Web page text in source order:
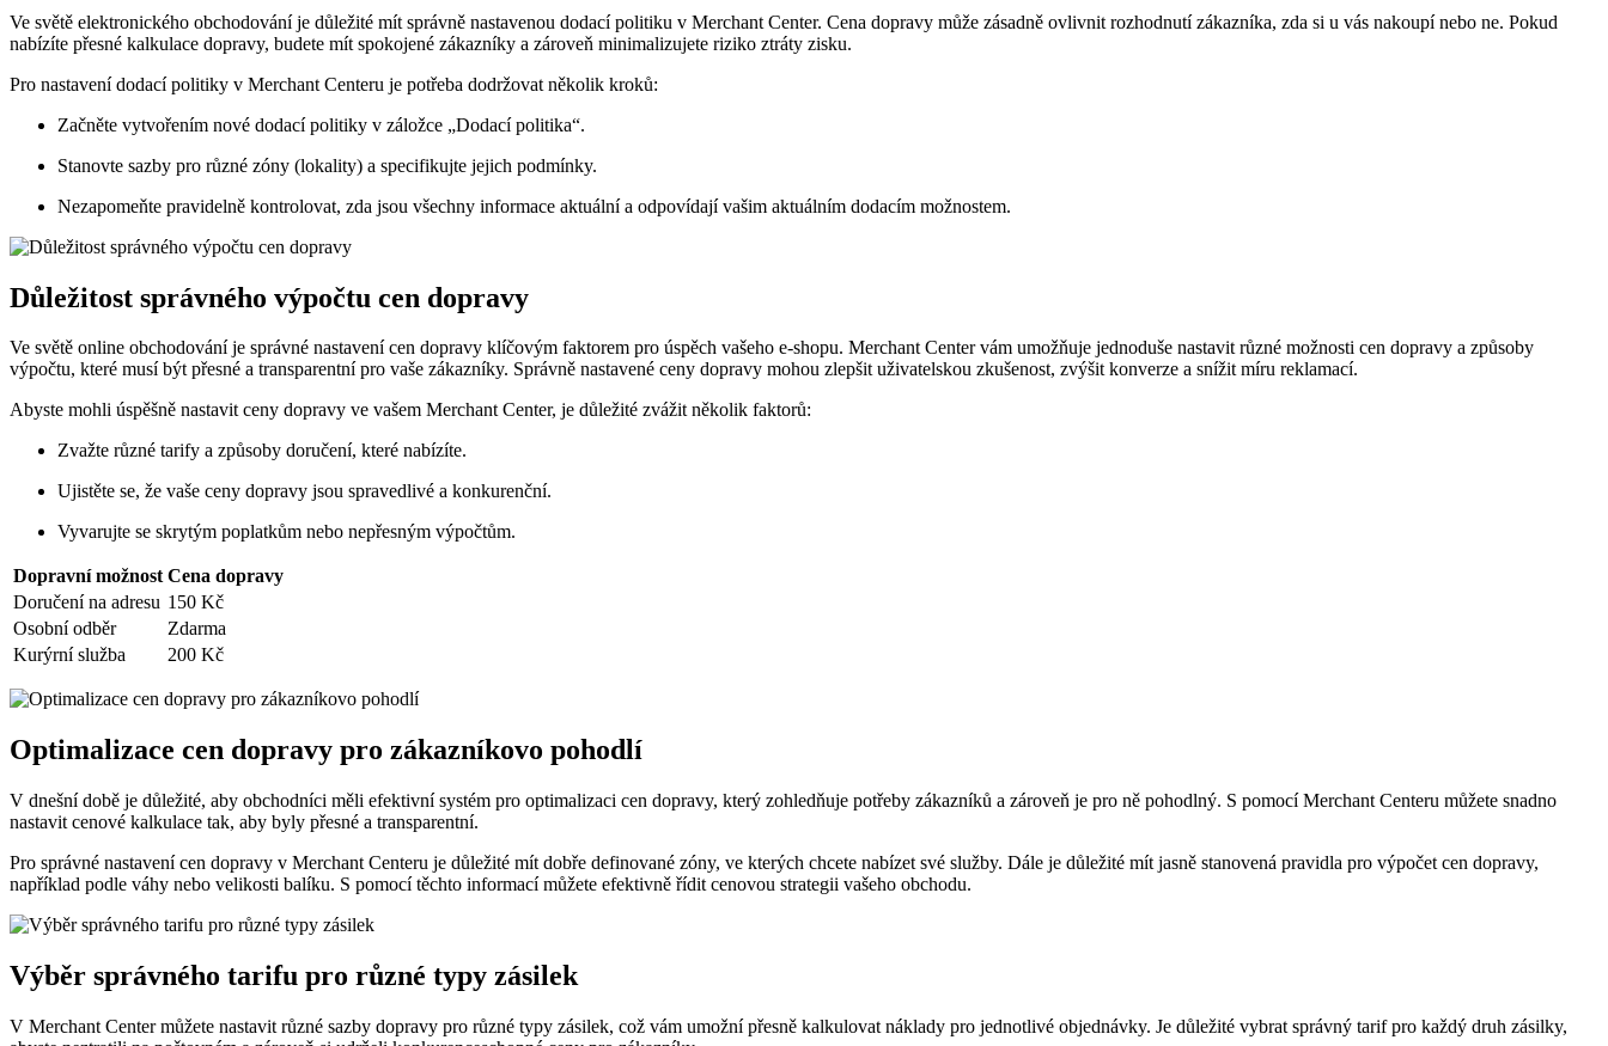
Ve světě elektronického obchodování je důležité mít správně nastavenou dodací politiku v Merchant Center. Cena dopravy může zásadně ovlivnit rozhodnutí zákazníka, zda si u vás nakoupí nebo ne. Pokud
nabízíte přesné kalkulace dopravy, budete mít spokojené zákazníky a zároveň minimalizujete riziko ztráty zisku.
Pro nastavení dodací politiky v Merchant Centeru je potřeba dodržovat několik kroků:
Začněte vytvořením nové dodací politiky v záložce „Dodací politika“.
Stanovte sazby pro různé zóny (lokality) a specifikujte jejich podmínky.
Nezapomeňte pravidelně kontrolovat, zda jsou všechny informace aktuální a odpovídají vašim aktuálním dodacím možnostem.
Důležitost správného výpočtu cen dopravy
Ve světě online obchodování je správné nastavení cen dopravy klíčovým faktorem pro úspěch vašeho e-shopu. Merchant Center vám umožňuje jednoduše nastavit různé možnosti cen dopravy a způsoby
výpočtu, které musí být přesné a transparentní pro vaše zákazníky. Správně nastavené ceny dopravy mohou zlepšit uživatelskou zkušenost, zvýšit konverze a snížit míru reklamací.
Abyste mohli úspěšně nastavit ceny dopravy ve vašem Merchant Center, je důležité zvážit několik faktorů:
Zvažte různé tarify a způsoby doručení, které nabízíte.
Ujistěte se, že vaše ceny dopravy jsou spravedlivé a konkurenční.
Vyvarujte se skrytým poplatkům nebo nepřesným výpočtům.
Dopravní možnost Cena dopravy
Doručení na adresu 150 Kč
Osobní odběr
Zdarma
Kurýrní služba
200 Kč
Optimalizace cen dopravy pro zákazníkovo pohodlí
V dnešní době je důležité, aby obchodníci měli efektivní systém pro optimalizaci cen dopravy, který zohledňuje potřeby zákazníků a zároveň je pro ně pohodlný. S pomocí Merchant Centeru můžete snadno
nastavit cenové kalkulace tak, aby byly přesné a transparentní.
Pro správné nastavení cen dopravy v Merchant Centeru je důležité mít dobře definované zóny, ve kterých chcete nabízet své služby. Dále je důležité mít jasně stanovená pravidla pro výpočet cen dopravy,
například podle váhy nebo velikosti balíku. S pomocí těchto informací můžete efektivně řídit cenovou strategii vašeho obchodu.
Výběr správného tarifu pro různé typy zásilek
V Merchant Center můžete nastavit různé sazby dopravy pro různé typy zásilek, což vám umožní přesně kalkulovat náklady pro jednotlivé objednávky. Je důležité vybrat správný tarif pro každý druh zásilky,